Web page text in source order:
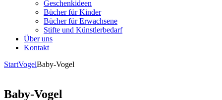
Geschenkideen
Bücher für Kinder
Bücher für Erwachsene
Stifte und Künstlerbedarf
Über uns
Kontakt
StartVogelBaby-Vogel
Baby-Vogel